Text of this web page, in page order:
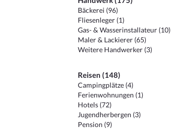
Bäckerei (96)
Fliesenleger (1)
Gas- & Wasserinstallateur (10)
Maler & Lackierer (65)
Weitere Handwerker (3)
Reisen (148)
Campingplätze (4)
Ferienwohnungen (1)
Hotels (72)
Jugendherbergen (3)
Pension (9)